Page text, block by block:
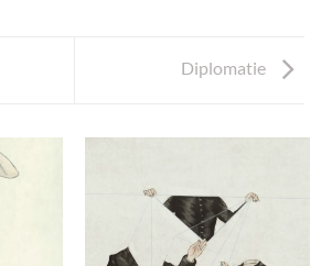
Diplomatie